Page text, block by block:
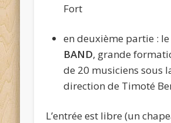
Fort
en deuxième partie : le
BAND, grande
de 20 musiciens sous
direction de Timoté
L’entrée est libre (un